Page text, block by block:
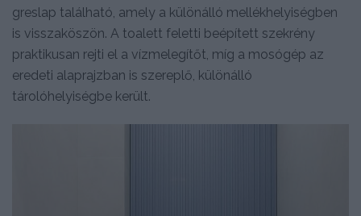
greslap található, amely a különálló mellékhelyiségben
is visszaköszön. A toalett feletti beépített szekrény
praktikusan rejti el a vízmelegítőt, míg a mosógép az
eredeti alaprajzban is szereplő, különálló
tárolóhelyiségbe került.